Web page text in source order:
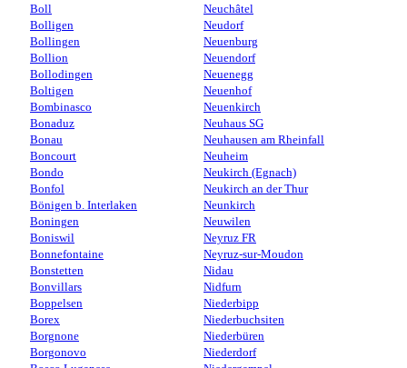
Boll
Bolligen
Bollingen
Bollion
Bollodingen
Boltigen
Bombinasco
Bonaduz
Bonau
Boncourt
Bondo
Bonfol
Bönigen b. Interlaken
Boningen
Boniswil
Bonnefontaine
Bonstetten
Bonvillars
Boppelsen
Borex
Borgnone
Borgonovo
Neuchâtel
Neudorf
Neuenburg
Neuendorf
Neuenegg
Neuenhof
Neuenkirch
Neuhaus SG
Neuhausen am Rheinfall
Neuheim
Neukirch (Egnach)
Neukirch an der Thur
Neunkirch
Neuwilen
Neyruz FR
Neyruz-sur-Moudon
Nidau
Nidfurn
Niederbipp
Niederbuchsiten
Niederbüren
Niederdorf